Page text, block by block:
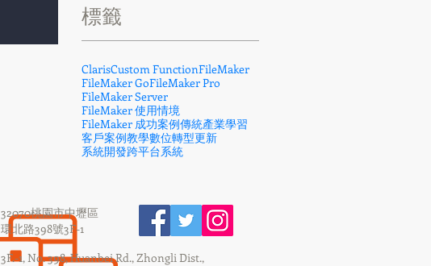
​標籤
ClarisCustom FunctionFileMaker
FileMaker GoFileMaker Pro
FileMaker Server
FileMaker 使用情境
FileMaker 成功案例傳統產業學習
客戶案例教學數位轉型更新
系統開發跨平台系統
32070桃園市中壢區
環北路398號3F-1
3F.-1, No. 398, Huanbei Rd., Zhongli Dist.,